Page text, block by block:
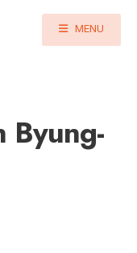
MENU
Byung-